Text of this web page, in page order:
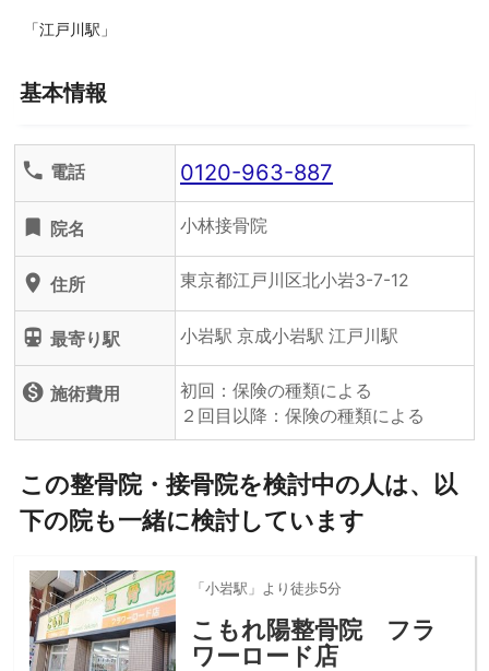
「江戸川駅」
基本情報
phone 電話 0120-963-887
turned_in 院名 小林接骨院
location_on 住所 東京都江戸川区北小岩3-7-12
directions_subway 最寄り駅 小岩駅 京成小岩駅 江戸川駅
monetization_on 施術費用
初回：保険の種類による
２回目以降：保険の種類による
この整骨院・接骨院を検討中の人は、以
下の院も一緒に検討しています
「小岩駅」より徒歩5分
こもれ陽整骨院 フラ
ワーロード店